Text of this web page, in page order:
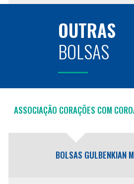
OUTRAS
BOLSAS
ASSOCIAÇÃO CORAÇÕES COM
BOLSAS GULBENKIAN